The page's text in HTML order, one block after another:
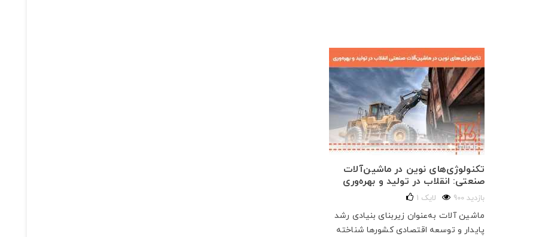
تکنولوژی‌های نوین در ماشین‌آلات
صنعتی: انقلاب در تولید و بهره‌وری
900 بازدید 1 لایک
ماشین آلات به‌عنوان زیربنای بنیادی رشد
پایدار و توسعه اقتصادی کشورها شناخته